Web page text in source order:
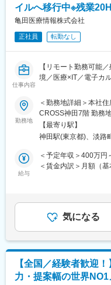
医師から製品の開発提
携・ディスカッション
・医局説明会の企画
・顧客フォローと販
※営業担当には営業車
業先へ直行直帰のス
■休暇
長期休暇にも寛容で
し、長期休暇を会社
■同社の特色：
１、民間のシンクタ
２、入社と同時に有
よび復職率は契約社
３、従業員からのアイ
がいを感じられます。
イルへ移行中※残業
亀田医療情報株式会社
正社員 転勤なし
仕事内容
【リモート勤務可能
境／医療×IT／電子カ
■業務概要：
当社メインプロダクト
提供がスタートし、
んでいます。本ポジ
ンジニアを募集して
■業務詳細：
Azureを始めクラウド
わっていただきます。
・IDE：Visual Studio
・課題管理など：
・コミュニケーショ
勤務地
＜勤務地詳細＞本社
CROSS神田7階 勤務
内全面禁煙変更の範
む）
【最寄り駅】
神田駅(東京都)、淡路
給与
＜予定年収＞400万円
＜賃金内訳＞月額（
収32歳：500万円43
安の金額であり、選
(月額)は固定手当を含
気になる
【全国／経験者歓迎
力・提案幅の世界